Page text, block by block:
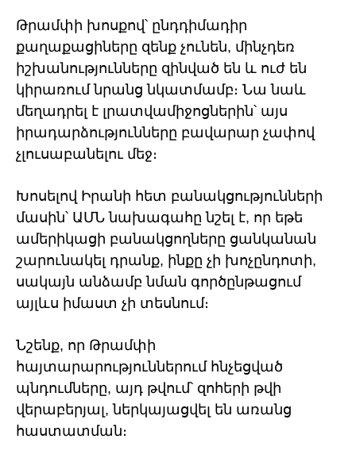
Թրամփի խոսքով՝ ընդդիմադիր
քաղաքացիները զենք չունեն, մինչդեռ
իշխանությունները զինված են և ուժ են
կիրառում նրանց նկատմամբ։ Նա նաև
մեղադրել է լրատվամիջոցներին՝ այս
իրադարձությունները բավարար չափով
չլուսաբանելու մեջ։
Խոսելով Իրանի հետ բանակցությունների
մասին՝ ԱՄՆ նախագահը նշել է, որ եթե
ամերիկացի բանակցողները ցանկանան
շարունակել դրանք, ինքը չի խոչընդոտի,
սակայն անձամբ նման գործընթացում
այլևս իմաստ չի տեսնում։
Նշենք, որ Թրամփի
հայտարարություններում հնչեցված
պնդումները, այդ թվում՝ զոհերի թվի
վերաբերյալ, ներկայացվել են առանց
հաստատման։